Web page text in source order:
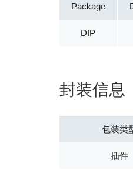
Package
DIP
封装信息
包装类
插件